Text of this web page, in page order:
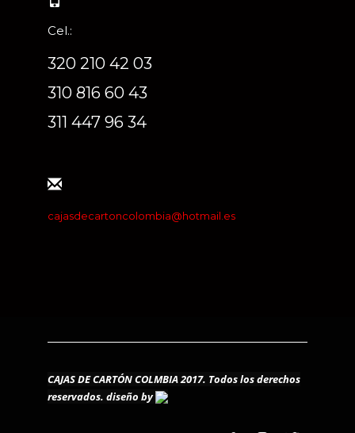
Cel.:
320 210 42 03
310 816 60 43
311 447 96 34
cajasdecartoncolombia@hotmail.es
CAJAS DE CARTÓN COLMBIA 2017. Todos los derechos
reservados. diseño by